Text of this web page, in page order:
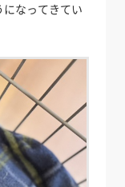
なってきてい